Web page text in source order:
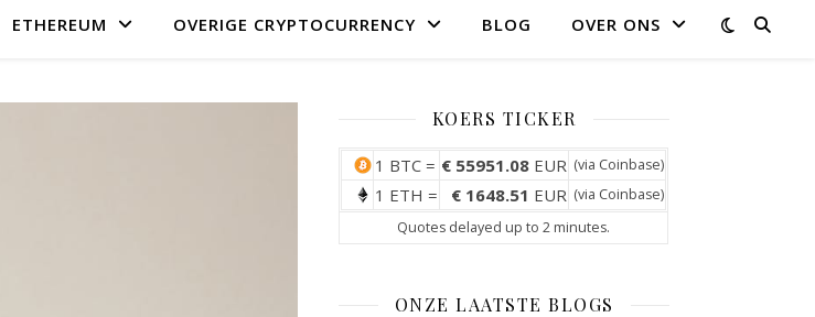
ETHEREUM OVERIGE CRYPTOCURRENCY BLOG OVER ONS
KOERS TICKER
1 BTC = € 55951.08 EUR (via Coinbase)
1 ETH = € 1648.51 EUR (via Coinbase)
Quotes delayed up to 2 minutes.
ONZE LAATSTE BLOGS